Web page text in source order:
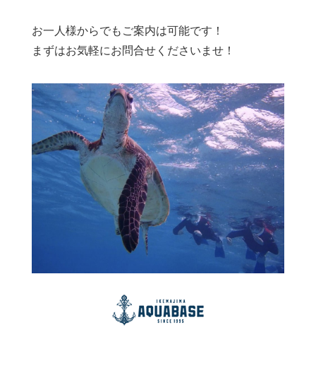
お一人様からでもご案内は可能です！
まずはお気軽にお問合せくださいませ！